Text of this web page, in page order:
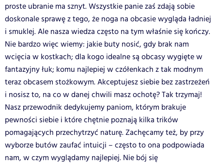
proste ubranie ma sznyt. Wszystkie panie zaś zdają sobie
doskonale sprawę z tego, że noga na obcasie wygląda ładniej
i smuklej. Ale nasza wiedza często na tym właśnie się kończy.
Nie bardzo więc wiemy: jakie buty nosić, gdy brak nam
wcięcia w kostkach; dla kogo idealne są obcasy wygięte w
fantazyjny łuk; komu najlepiej w czółenkach z tak modnym
teraz obcasem stożkowym. Akceptujesz siebie bez zastrzeżeń
i nosisz to, na co w danej chwili masz ochotę? Tak trzymaj!
Nasz przewodnik dedykujemy paniom, którym brakuje
pewności siebie i które chętnie poznają kilka trików
pomagających przechytrzyć naturę. Zachęcamy też, by przy
wyborze butów zaufać intuicji – często to ona podpowiada
nam, w czym wyglądamy najlepiej. Nie bój się